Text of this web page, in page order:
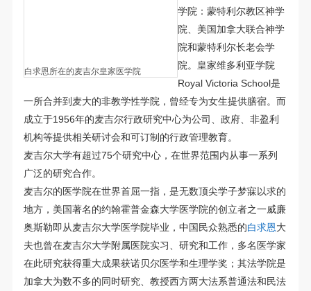
白求恩所在的麦吉尔皇家医学院
学院：蒙特利尔教区神学
院、美国加拿大联合神学
院和蒙特利尔长老会学
院。皇家维多利亚学院
Royal Victoria School是
一所合并到麦大的非教学性学院，曾经专为女生提供膳宿。而
成立于1956年的麦吉尔行政研究中心为公司、政府、非盈利
机构等提供相关研讨会和可订制的行政管理教育。
麦吉尔大学有超过75个研究中心，在世界范围内从事一系列
广泛的研究合作。
麦吉尔的医学院在世界首屈一指，是无数顶尖学子梦寐以求的
地方，美国著名的约翰霍普金森大学医学院的创立者之一威廉
奥斯勒即从麦吉尔大学医学院毕业，中国民众熟悉的白求恩大
夫也曾在麦吉尔大学附属医院实习、研究和工作，多名医学家
在此研究获得重大成果获诺贝尔医学和生理学奖；其法学院是
加拿大为数不多的同时研究、教授西方两大法系普通法和民法